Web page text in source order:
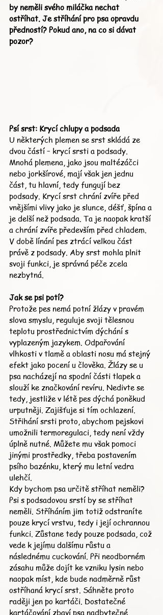
by neměli svého miláčka nechat
ostříhat. Je stříhání pro psa opravdu
předností? Pokud ano, na co si dávat
pozor?
Psí srst: Krycí chlupy a podsada
U některých plemen se srst skládá ze
dvou částí – krycí srsti a podsady.
Mnohá plemena, jako jsou maltézáčci
nebo jorkšírové, mají však jen jednu
část, tu hlavní, tedy fungují bez
podsady. Krycí srst chrání zvíře před
vnějšími vlivy jako je slunce, déšť, špína a
je delší než podsada. Ta je naopak kratší
a chrání zvíře především před chladem.
V době línání pes ztrácí velkou část
právě z podsady. Aby srst mohla plnit
svoji funkci, je správná péče zcela
nezbytná.
Jak se psi potí?
Protože pes nemá potní žlázy v pravém
slova smyslu, reguluje svoji tělesnou
teplotu prostřednictvím dýchání s
vyplazeným jazykem. Odpařování
vlhkosti v tlamě a oblasti nosu má stejný
efekt jako pocení u člověka. Žlázy se u
psa nacházejí na spodní části tlapek a
slouží ke značkování revíru. Nedivte se
tedy, jestliže v létě pes dýchá poněkud
urputněji. Zajišťuje si tím ochlazení.
Střihání srsti proto, abychom pejskovi
umožnili termoregulaci, tedy není vždy
úplně nutné. Můžete mu však pomoci
jinými prostředky, třeba postavením
psího bazénku, který mu letní vedra
ulehčí.
Kdy bychom psa určitě stříhat neměli?
Psi s podsadovou srstí by se stříhat
neměli. Stříháním jim totiž odstraníte
pouze krycí vrstvu, tedy i její ochrannou
funkci. Zůstane tedy pouze podsada, což
vede k jejímu dalšímu růstu a
následnému cuckování. Při neodborném
zásahu může dojít ke vzniku lysin nebo
naopak míst, kde bude nadměrně růst
ostříhaná krycí srst. Sáhněte proto
raději jen po kartáči. Dostatečné
kartáčování zbaví psa nadbytečné